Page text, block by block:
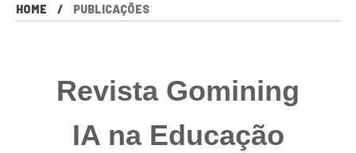
HOME PUBLICAÇÕES
Revista Gomining
IA na Educação